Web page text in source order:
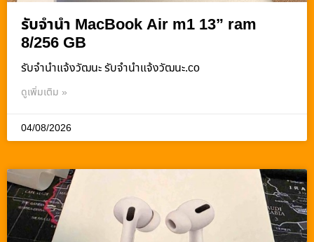
รับจำนำ MacBook Air m1 13” ram
8/256 GB
รับจํานําแจ้งวัฒนะ รับจํานําแจ้งวัฒนะ.co
ดูเพิ่มเติม »
04/08/2026